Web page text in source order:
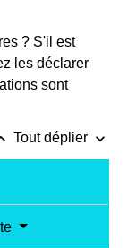
? S'il est
les déclarer
sont
Tout déplier keyboard_arrow_down